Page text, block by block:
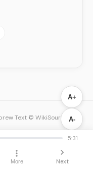
A+
A-
5:31
More Next
Text © WikiSource